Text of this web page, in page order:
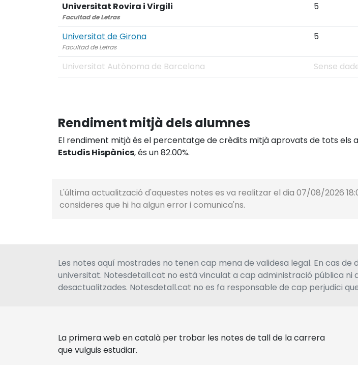
Universitat Rovira i Virgili
Facultad de Letras
5
Universitat de Girona
Facultad de Letras
5
Universitat Autònoma de Barcelona Sense
Rendiment mitjà dels alumnes
El rendiment mitjà és el percentatge de crèdits mitjà aprovats de tots els
Estudis Hispànics, és un 82.00%.
L'última actualització d'aquestes notes es va realitzar el dia 07/08/2026
consideres que hi ha algun error i comunica'ns.
Les notes aquí mostrades no tenen cap mena de validesa legal. En cas
universitat. Notesdetall.cat no està vinculat a cap administració pública
desactualitzades. Notesdetall.cat no es fa responsable de cap perjudici
La primera web en català per trobar les notes de tall de la carrera
que vulguis estudiar.